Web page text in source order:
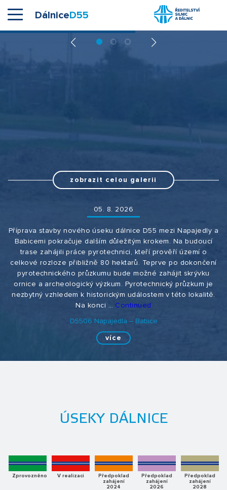
DálniceD55
zobrazit celou galerii
05. 8. 2026
Příprava stavby nového úseku dálnice D55 mezi Napajedly a
Babicemi pokračuje dalším důležitým krokem. Na budoucí
trase zahájili práce pyrotechnici, kteří prověří území o
celkové rozloze přibližně 80 hektarů. Teprve po dokončení
pyrotechnického průzkumu bude možné zahájit skrývku
ornice a archeologický výzkum. Pyrotechnický průzkum je
nezbytný vzhledem k historickým událostem v této lokalitě.
Na konci … Continued
D5506 Napajedla – Babice
více
ÚSEKY DÁLNICE
Zprovozněno V realizaci
Předpoklad
zahájení
2024
Předpoklad
zahájení
2026
Předpoklad
zahájení
2028